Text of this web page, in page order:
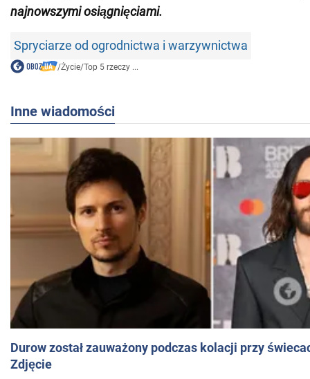
najnowszymi osiągnięciami.
Spryciarze od ogrodnictwa i warzywnictwa
/Życie/Top 5 rzeczy ...
Inne wiadomości
Durow został zauważony podczas kolacji przy
Zdjęcie